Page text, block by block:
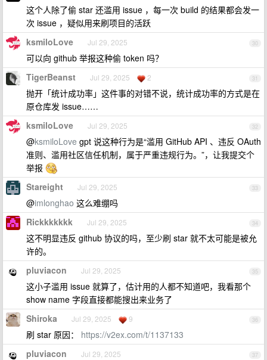
这个人除了偷 star 还滥用 issue ，每一次 build 的结果都会发一
次 issue ，疑似用来刷项目的活跃
30
ksmiloLove Jul 29, 2025
可以向 github 举报这种偷 token 吗？
31
TigerBeanst Jul 29, 2025 2
抛开「统计成功率」这件事的对错不说，统计成功率的方式是在
原仓库发 issue……
32
ksmiloLove Jul 29, 2025
@ksmiloLove gpt 说这种行为是“滥用 GitHub API 、违反 OAuth
准则、滥用社区信任机制，属于严重违规行为。”，让我提交个
举报
33
Stareight Jul 29, 2025
@imlonghao 这么难绷吗
34
Rickkkkkkk Jul 29, 2025
这不明显违反 github 协议的吗，至少刷 star 就不太可能是被允
许的。
35
pluviacon Jul 29, 2025
这小子滥用 issue 就算了，估计用的人都不知道吧，我看那个
show name 字段直接都能搜出来业务了
36
Shiroka Jul 29, 2025 9
刷 star 原因： https://v2ex.com/t/1137133
37
pluviacon Jul 29, 2025